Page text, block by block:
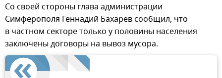
Со своей стороны глава администрации
Симферополя Геннадий Бахарев сообщил, что
в частном секторе только у половины населения
заключены договоры на вывоз мусора.